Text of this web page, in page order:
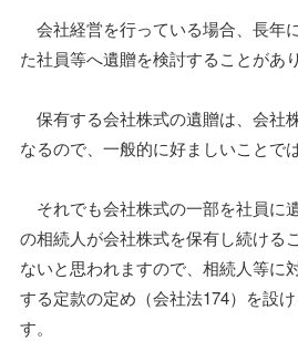
会社経営を行っている場合、長年
た社員等へ遺贈を検討することがあり
保有する会社株式の遺贈は、会社
なるので、一般的に好ましいことで
それでも会社株式の一部を社員に
の相続人が会社株式を保有し続ける
ないと思われますので、相続人等に
する定款の定め（会社法174）を設
す。